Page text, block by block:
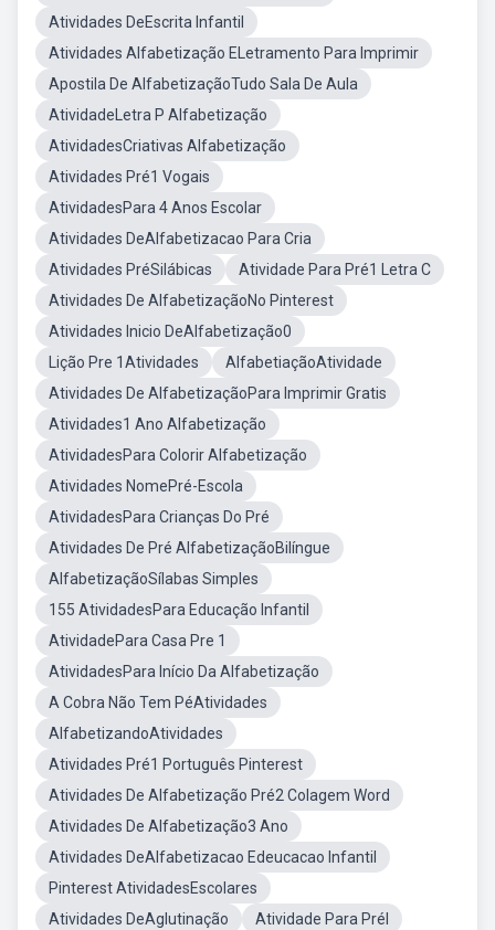
Atividades DeEscrita Infantil
Atividades Alfabetização ELetramento Para Imprimir
Apostila De AlfabetizaçãoTudo Sala De Aula
AtividadeLetra P Alfabetização
AtividadesCriativas Alfabetização
Atividades Pré1 Vogais
AtividadesPara 4 Anos Escolar
Atividades DeAlfabetizacao Para Cria
Atividades PréSilábicas
Atividade Para Pré1 Letra C
Atividades De AlfabetizaçãoNo Pinterest
Atividades Inicio DeAlfabetização0
Lição Pre 1Atividades
AlfabetiaçãoAtividade
Atividades De AlfabetizaçãoPara Imprimir Gratis
Atividades1 Ano Alfabetização
AtividadesPara Colorir Alfabetização
Atividades NomePré-Escola
AtividadesPara Crianças Do Pré
Atividades De Pré AlfabetizaçãoBilíngue
AlfabetizaçãoSílabas Simples
155 AtividadesPara Educação Infantil
AtividadePara Casa Pre 1
AtividadesPara Início Da Alfabetização
A Cobra Não Tem PéAtividades
AlfabetizandoAtividades
Atividades Pré1 Português Pinterest
Atividades De Alfabetização Pré2 Colagem Word
Atividades De Alfabetização3 Ano
Atividades DeAlfabetizacao Edeucacao Infantil
Pinterest AtividadesEscolares
Atividades DeAglutinação
Atividade Para PréI